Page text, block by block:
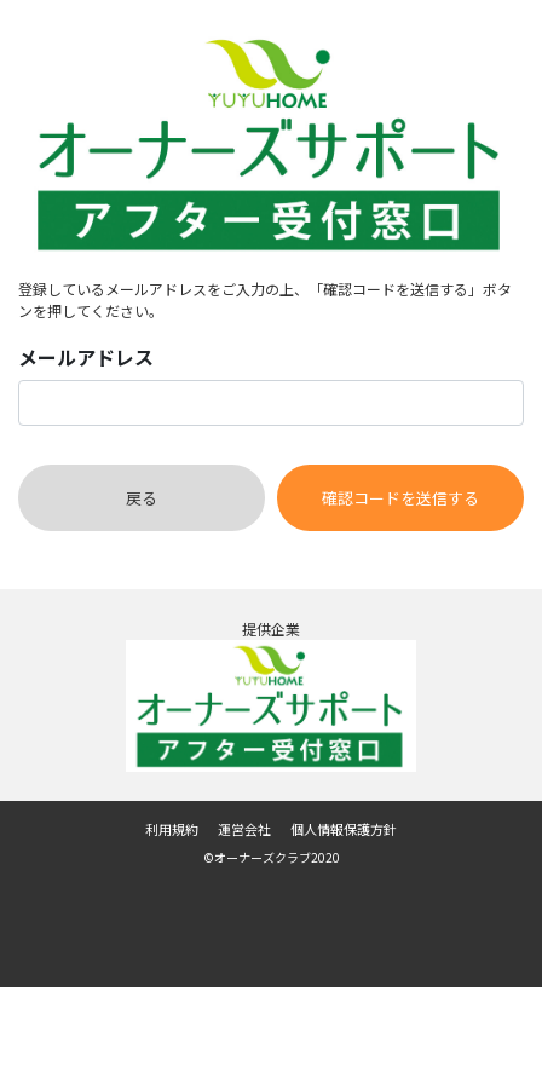
登録しているメールアドレスをご入力の上、「確認コードを送信する」ボタ
ンを押してください。
メールアドレス
戻る 確認コードを送信する
提供企業
利用規約 運営会社 個人情報保護方針
©オーナーズクラブ2020